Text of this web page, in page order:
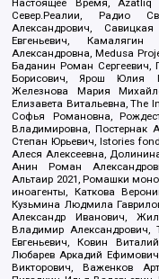
Север.Реалии, Радио
Александрович,
Евгеньевич,
Александровна, Medusa
Баданин Роман Сергеевич,
Борисович, Ярош Юлия
Железнова Мария
Елизавета Витальевна, The
Софья Романовна,
Владимировна, Постернак
Степан Юрьевич, Istories
Алеся Алексеевна,
Анин Роман
Альтаир 2021, Ромашки
иноагенты, Каткова
Кузьмина Людмила
Александр Иванович,
Владимир Александрович,
Евгеньевич, Ковин
Любарев Аркадий
Викторович, Важенков